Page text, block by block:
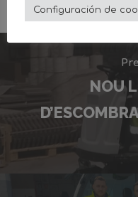
NOU
Configuración de